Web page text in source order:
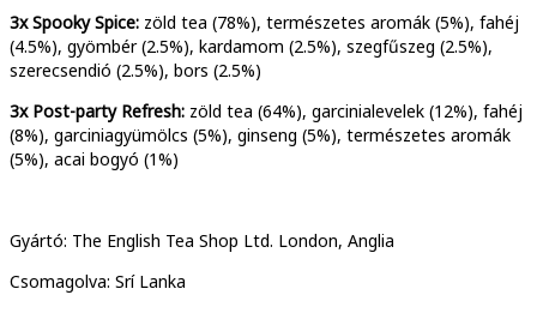
3xSpooky Spice: zöld tea (78%), természetes aromák (5%), fahéj
(4.5%), gyömbér (2.5%), kardamom (2.5%), szegfűszeg (2.5%),
szerecsendió (2.5%), bors (2.5%)
3x Post-party Refresh: zöld tea (64%), garcinialevelek (12%), fahéj
(8%), garciniagyümölcs (5%), ginseng (5%), természetes aromák
(5%), acai bogyó (1%)
Gyártó: The English Tea Shop Ltd. London, Anglia
Csomagolva: Srí Lanka